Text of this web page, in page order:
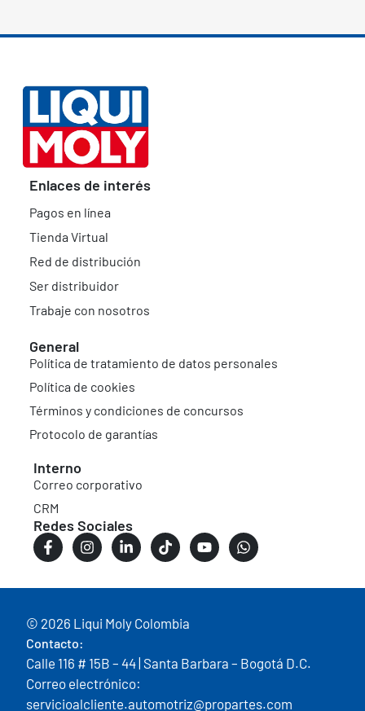
Enlaces de interés
Pagos en línea
Tienda Virtual
Red de distribución
Ser distribuidor
Trabaje con nosotros
General
Política de tratamiento de datos personales
Política de cookies
Términos y condiciones de concursos
Protocolo de garantías
Interno
Correo corporativo
CRM
Redes Sociales
© 2026 Liqui Moly Colombia
Contacto:
Calle 116 # 15B – 44 | Santa Barbara – Bogotá D.C.
Correo electrónico:
servicioalcliente.automotriz@propartes.com